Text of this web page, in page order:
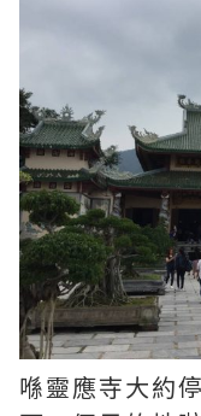
喺靈應寺大約